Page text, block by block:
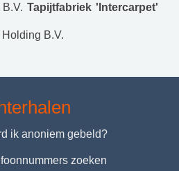
Tapijtfabriek 'Intercarpet'
Holding B.V.
ik anoniem gebeld?
zoeken